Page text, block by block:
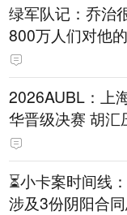
绿军队记：乔治
800万人们对他
2026AUBL：上
华晋级决赛 胡汇
⏳️小卡案时间线
涉及3份阴阳合